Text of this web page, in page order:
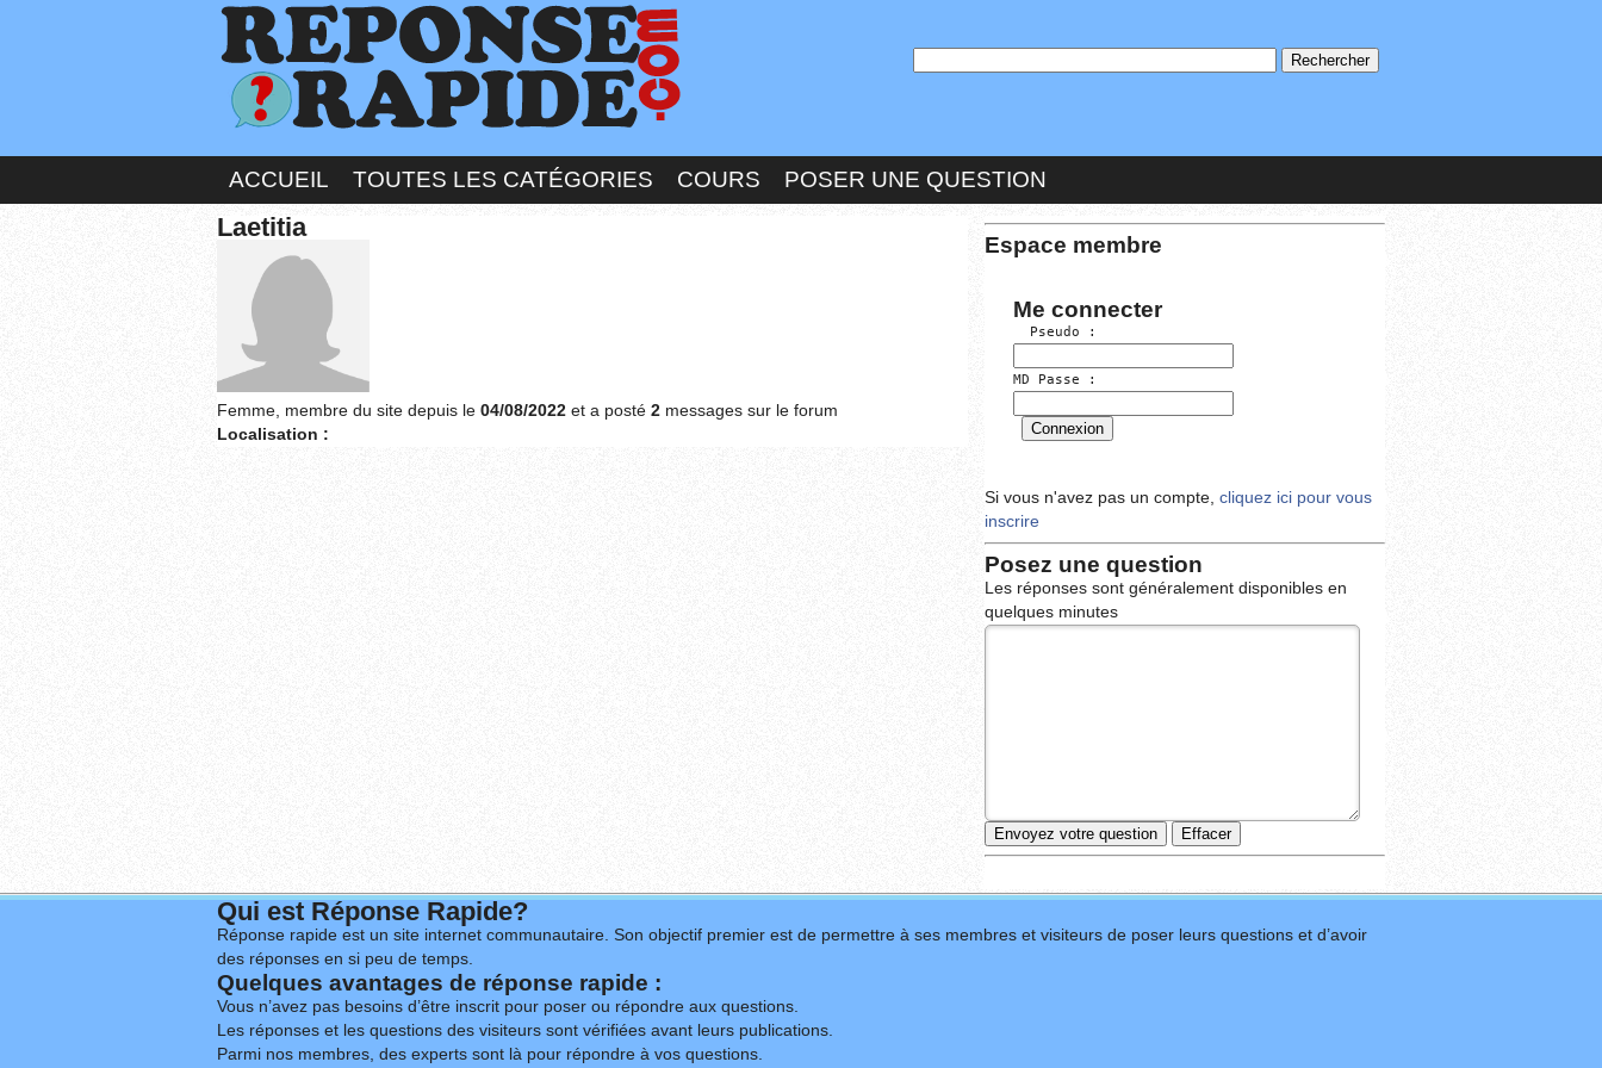
ACCUEIL TOUTES LES CATÉGORIES COURS POSER UNE QUESTION
Laetitia
Femme, membre du site depuis le 04/08/2022 et a posté 2 messages sur le forum
Localisation :
Espace membre
Me connecter
  Pseudo :
MD Passe :
Si vous n'avez pas un compte, cliquez ici pour vous
inscrire
Posez une question
Les réponses sont généralement disponibles en
quelques minutes
Qui est Réponse Rapide?
Réponse rapide est un site internet communautaire. Son objectif premier est de permettre à ses membres et visiteurs de poser leurs questions et d’avoir
des réponses en si peu de temps.
Quelques avantages de réponse rapide :
Vous n’avez pas besoins d’être inscrit pour poser ou répondre aux questions.
Les réponses et les questions des visiteurs sont vérifiées avant leurs publications.
Parmi nos membres, des experts sont là pour répondre à vos questions.